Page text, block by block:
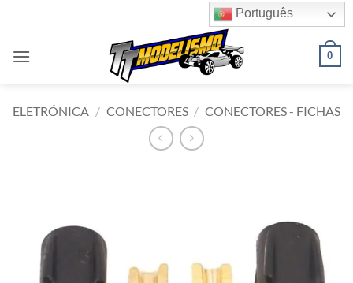
to
content
Português
0
ELETRÓNICA / CONECTORES / CONECTORES - FICHAS